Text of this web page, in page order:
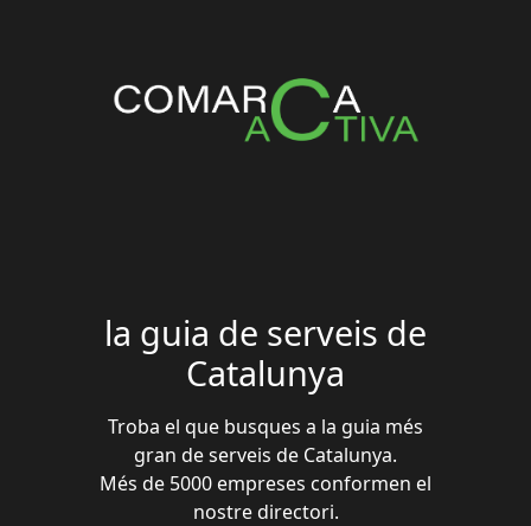
la guia de serveis de
Catalunya
Troba el que busques a la guia més
gran de serveis de Catalunya.
Més de 5000 empreses conformen el
nostre directori.